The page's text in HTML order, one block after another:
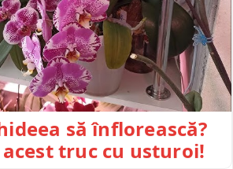
să înflorească?
acest truc cu usturoi!